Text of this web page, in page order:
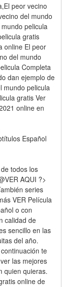
peor vecino
del mundo
pelicula
gratis
online El peor
del mundo
Completa
dan ejemplo de
mundo pelicula
gratis Ver
online en
Español
todos los
AQUI ?>
series
VER Película
o con
calidad de
sencillo en las
del año.
te
las mejores
quien quieras.
online de